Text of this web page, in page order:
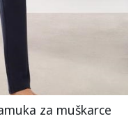
za muškarce